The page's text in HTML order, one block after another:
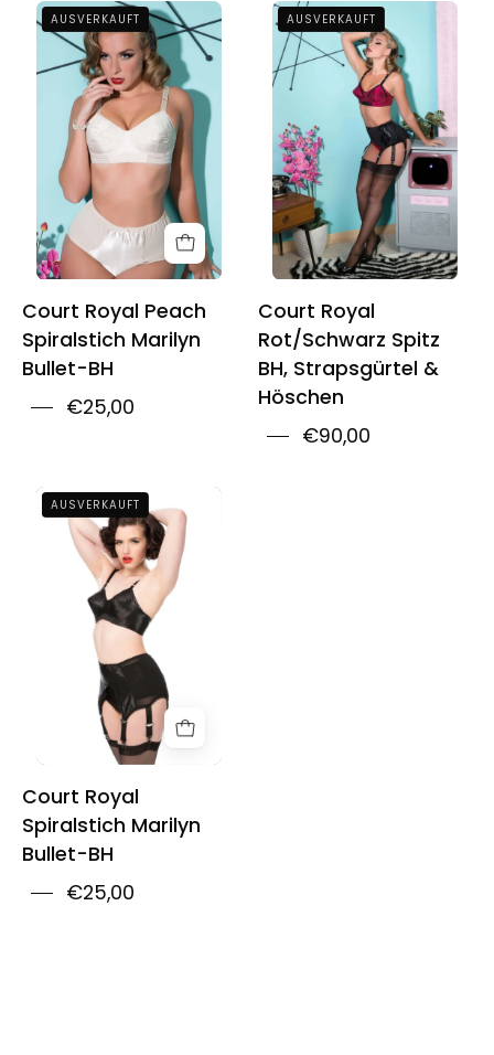
Court
Royal
Peach
Spiral
Stitch
Marilyn
Bullet
Bra
AUSVERKAUFT
Court Royal Peach
Spiralstich Marilyn
Bullet-BH
€25,00
Court
Royal
Red/Black
Bullet
Bra,
Garter
Belt
&
Panty
Knickers
AUSVERKAUFT
Court Royal
Rot/Schwarz Spitz
BH, Strapsgürtel &
Höschen
€90,00
Court
Royal
Spiral
Stitch
Marilyn
Bullet
Bra
AUSVERKAUFT
Court Royal
Spiralstich Marilyn
Bullet-BH
€25,00